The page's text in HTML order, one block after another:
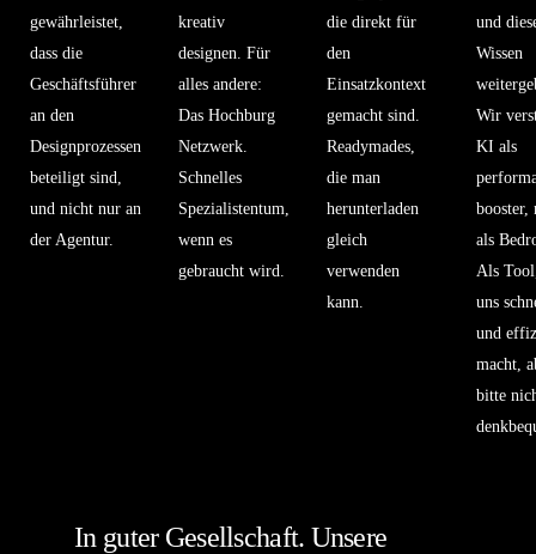
gewährleistet,
dass die
Geschäftsführer
an den
Designprozessen
beteiligt sind,
und nicht nur an
der Agentur.
kreativ
designen. Für
alles andere:
Das Hochburg
Netzwerk.
Schnelles
Spezialistentum,
wenn es
gebraucht wird.
die direkt für
den
Einsatzkontext
gemacht sind.
Readymades,
die man
herunterladen
gleich
verwenden
kann.
und
Wissen
Wir
KI als
booster,
als
Als
uns
und
macht,
bitte
In guter Gesellschaft. Unsere